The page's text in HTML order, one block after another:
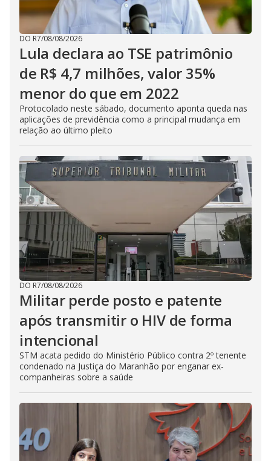
DO R7/08/08/2026
Lula declara ao TSE patrimônio
de R$ 4,7 milhões, valor 35%
menor do que em 2022
Protocolado neste sábado, documento aponta queda nas
aplicações de previdência como a principal mudança em
relação ao último pleito
DO R7/08/08/2026
Militar perde posto e patente
após transmitir o HIV de forma
intencional
STM acata pedido do Ministério Público contra 2º tenente
condenado na Justiça do Maranhão por enganar ex-
companheiras sobre a saúde